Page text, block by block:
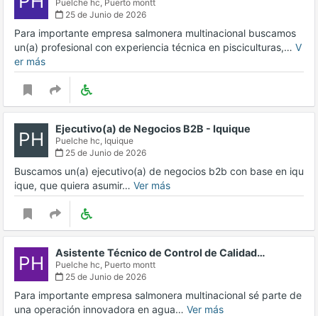
Puelche hc, Puerto montt
25 de Junio de 2026
Para importante empresa salmonera multinacional buscamos
un(a) profesional con experiencia técnica en pisciculturas,… V
er más
PH Ejecutivo(a) de Negocios B2B - Iquique
Puelche hc, Iquique
25 de Junio de 2026
Buscamos un(a) ejecutivo(a) de negocios b2b con base en iqu
ique, que quiera asumir… Ver más
PH Asistente Técnico de Control de Calidad…
Puelche hc, Puerto montt
25 de Junio de 2026
Para importante empresa salmonera multinacional sé parte de
una operación innovadora en agua… Ver más